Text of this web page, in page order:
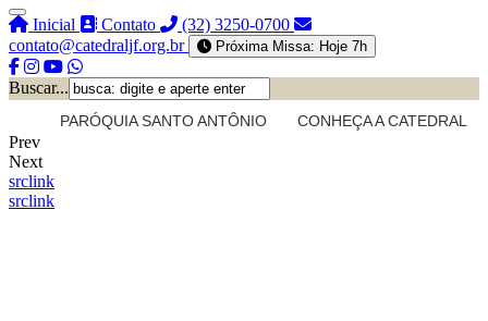
Inicial Contato
(32) 3250-0700
contato@catedraljf.org.br
Próxima Missa: Hoje 7h
Buscar...
PARÓQUIA SANTO ANTÔNIO CONHEÇA A CATEDRAL
Prev
Next
srclink
srclink